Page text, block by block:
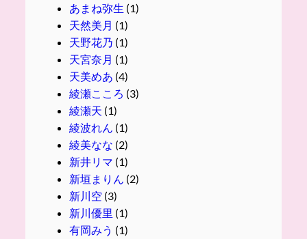
あまね弥生 (1)
天然美月 (1)
天野花乃 (1)
天宮奈月 (1)
天美めあ (4)
綾瀬こころ (3)
綾瀬天 (1)
綾波れん (1)
綾美なな (2)
新井リマ (1)
新垣まりん (2)
新川空 (3)
新川優里 (1)
有岡みう (1)